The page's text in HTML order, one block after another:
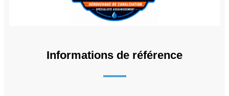
Informations de référence